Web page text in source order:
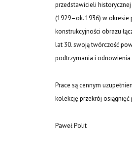
przedstawicieli historycznej
(1929–ok. 1936) w okresie
konstrukcyjności obrazu
lat 30. swoją twórczość
podtrzymania i
Prace są cennym
kolekcję przekrój
Paweł Polit